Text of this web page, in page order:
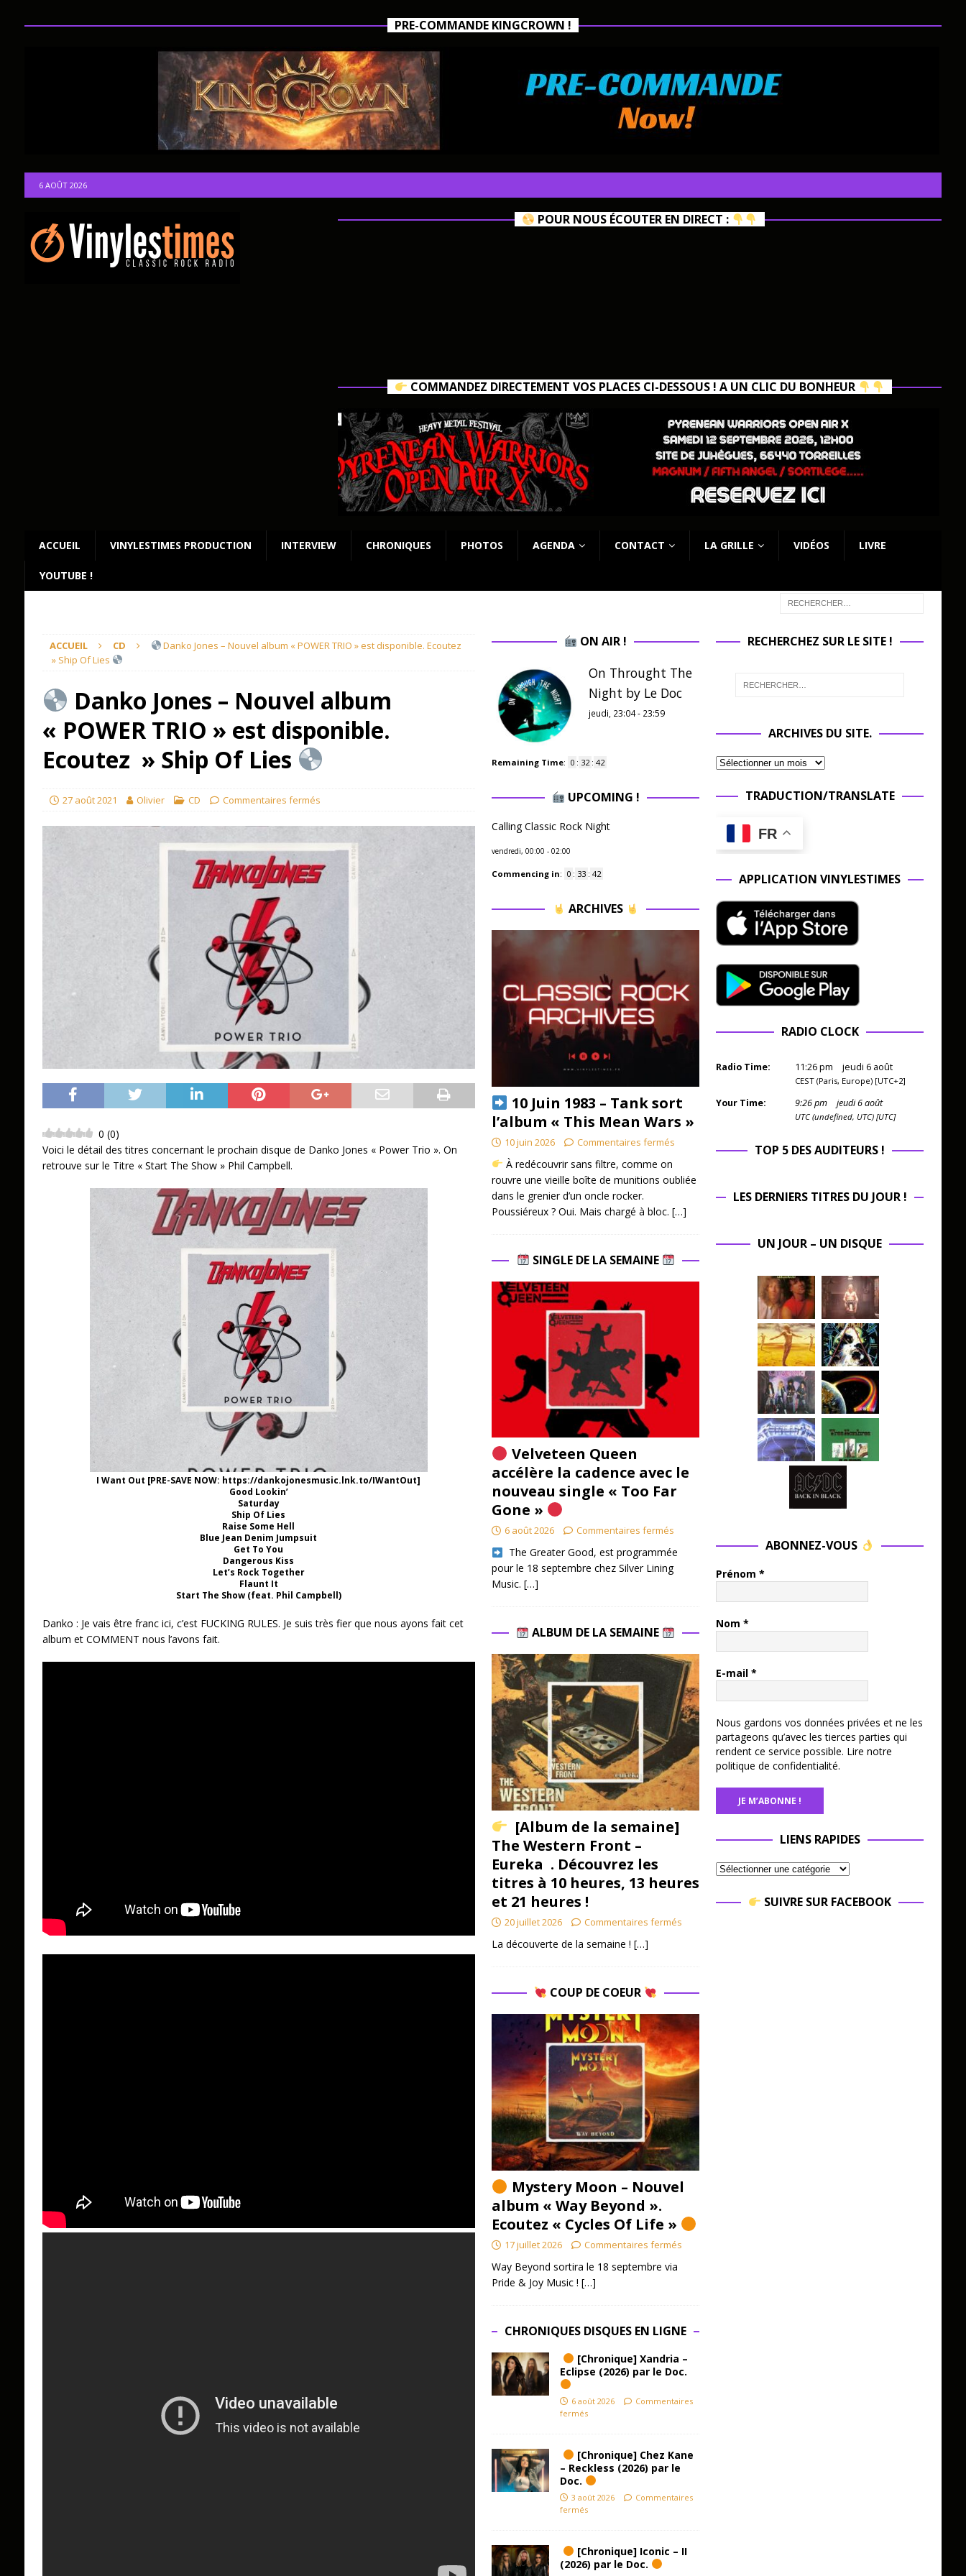
PRE-COMMANDE KINGCROWN !
6 AOÛT 2026
POUR NOUS ÉCOUTER EN DIRECT :
COMMANDEZ DIRECTEMENT VOS PLACES CI-DESSOUS ! A UN CLIC DU BONHEUR
ACCUEIL VINYLESTIMES PRODUCTION INTERVIEW CHRONIQUES PHOTOS AGENDA CONTACT LA GRILLE VIDÉOS LIVRE
YOUTUBE !
ACCUEIL CD
Danko Jones – Nouvel album « POWER TRIO » est disponible. Ecoutez
» Ship Of Lies
Danko Jones – Nouvel album
« POWER TRIO » est disponible.
Ecoutez » Ship Of Lies
27 août 2021 Olivier CD Commentaires fermés
0 (0)
Voici le détail des titres concernant le prochain disque de Danko Jones « Power Trio ». On
retrouve sur le Titre « Start The Show » Phil Campbell.
I Want Out [PRE-SAVE NOW: https://dankojonesmusic.lnk.to/IWantOut]
Good Lookin’
Saturday
Ship Of Lies
Raise Some Hell
Blue Jean Denim Jumpsuit
Get To You
Dangerous Kiss
Let’s Rock Together
Flaunt It
Start The Show (feat. Phil Campbell)
Danko : Je vais être franc ici, c’est FUCKING RULES. Je suis très fier que nous ayons fait cet
album et COMMENT nous l’avons fait.
ON AIR !
On Throught The
Night by Le Doc
jeudi, 23:04 - 23:59
Remaining Time: 0 : 32 : 41
UPCOMING !
Calling Classic Rock Night
vendredi, 00:00 - 02:00
Commencing in: 0 : 33 : 41
ARCHIVES
10 Juin 1983 – Tank sort
l’album « This Mean Wars »
10 juin 2026 Commentaires fermés
À redécouvrir sans filtre, comme on
rouvre une vieille boîte de munitions oubliée
dans le grenier d’un oncle rocker.
Poussiéreux ? Oui. Mais chargé à bloc. […]
SINGLE DE LA SEMAINE
Velveteen Queen
accélère la cadence avec le
nouveau single « Too Far
Gone »
6 août 2026 Commentaires fermés
​ The Greater Good, est programmée
pour le 18 septembre chez Silver Lining
Music. […]
ALBUM DE LA SEMAINE
[Album de la semaine]
The Western Front –
Eureka . Découvrez les
titres à 10 heures, 13 heures
et 21 heures !
20 juillet 2026 Commentaires fermés
La découverte de la semaine ! […]
COUP DE COEUR
Mystery Moon – Nouvel
album « Way Beyond ».
Ecoutez « Cycles Of Life »
17 juillet 2026 Commentaires fermés
Way Beyond sortira le 18 septembre via
Pride & Joy Music ! […]
CHRONIQUES DISQUES EN LIGNE
[Chronique] Xandria –
Eclipse (2026) par le Doc.
6 août 2026
Commentaires
fermés
[Chronique] Chez Kane
– Reckless (2026) par le
Doc.
3 août 2026
Commentaires
fermés
[Chronique] Iconic – II
(2026) par le Doc.
RECHERCHEZ SUR LE SITE !
ARCHIVES DU SITE.
TRADUCTION/TRANSLATE
FR
APPLICATION VINYLESTIMES
RADIO CLOCK
Radio Time: 11:26pm jeudi 6 août
CEST (Paris, Europe) [UTC+2]
Your Time: 9:26pm jeudi 6 août
UTC (undefined, UTC) [UTC]
TOP 5 DES AUDITEURS !
LES DERNIERS TITRES DU JOUR !
UN JOUR – UN DISQUE
ABONNEZ-VOUS
Prénom *
Nom *
E-mail *
Nous gardons vos données privées et ne les
partageons qu’avec les tierces parties qui
rendent ce service possible. Lire notre
politique de confidentialité.
LIENS RAPIDES
SUIVRE SUR FACEBOOK